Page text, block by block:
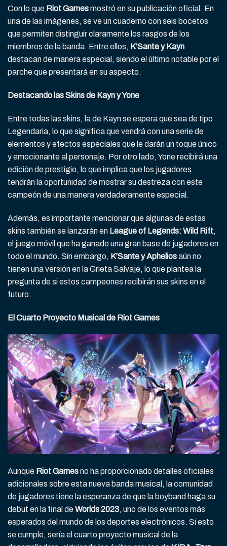
Con lo que Riot Gamesmostró en su publicación oficial. En
una de las imágenes, se ve un cuaderno con seis bocetos
que permiten distinguir claramente los rasgos de los
miembros de la banda. Entre ellos, K’Sante y Kayn
destacan de manera especial, siendo el último notable por el
parche que presentará en su aspecto.
Destacando las Skins de Kayn y Yone
Entre todas las skins, la de Kayn se espera que sea de tipo
Legendaria, lo que significa que vendrá con una serie de
elementos y efectos especiales que le darán un toque único
y emocionante al personaje. Por otro lado, Yone recibirá una
edición de prestigio, lo que implica que los jugadores
tendrán la oportunidad de mostrar su destreza con este
campeón de una manera verdaderamente especial.
Además, es importante mencionar que algunas de estas
skins también se lanzarán en League of Legends: Wild Rift,
el juego móvil que ha ganado una gran base de jugadores en
todo el mundo. Sin embargo, K’Sante y Apheliosaún no
tienen una versión en la Grieta Salvaje, lo que plantea la
pregunta de si estos campeones recibirán sus skins en el
futuro.
El Cuarto Proyecto Musical de Riot Games
Aunque Riot Gamesno ha proporcionado detalles oficiales
adicionales sobre esta nueva banda musical, la comunidad
de jugadores tiene la esperanza de que la boyband haga su
debut en la final deWorlds 2023, uno de los eventos más
esperados del mundo de los deportes electrónicos. Si esto
se cumple, sería el cuarto proyecto musical de la